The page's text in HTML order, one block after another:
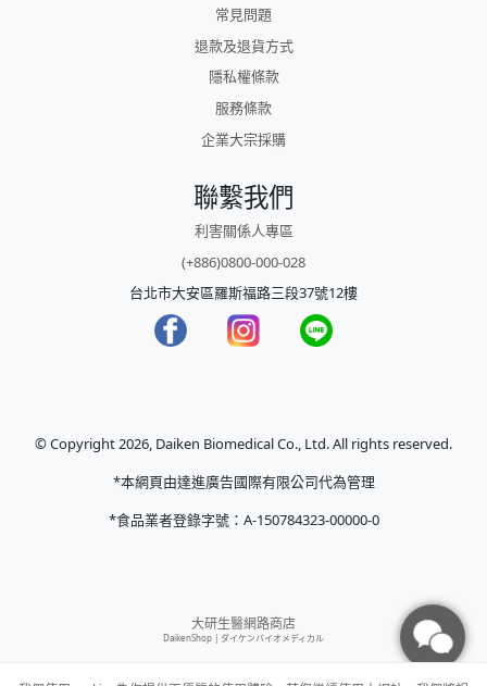
常見問題
退款及退貨方式
隱私權條款
服務條款
企業大宗採購
聯繫我們
利害關係人專區
(+886)0800-000-028
台北市大安區羅斯福路三段37號12樓
© Copyright 2026, Daiken Biomedical Co., Ltd. All rights reserved.
*本網頁由達進廣告國際有限公司代為管理
*食品業者登錄字號：A-150784323-00000-0
大研生醫網路商店
DaikenShop | ダイケンバイオメディカル